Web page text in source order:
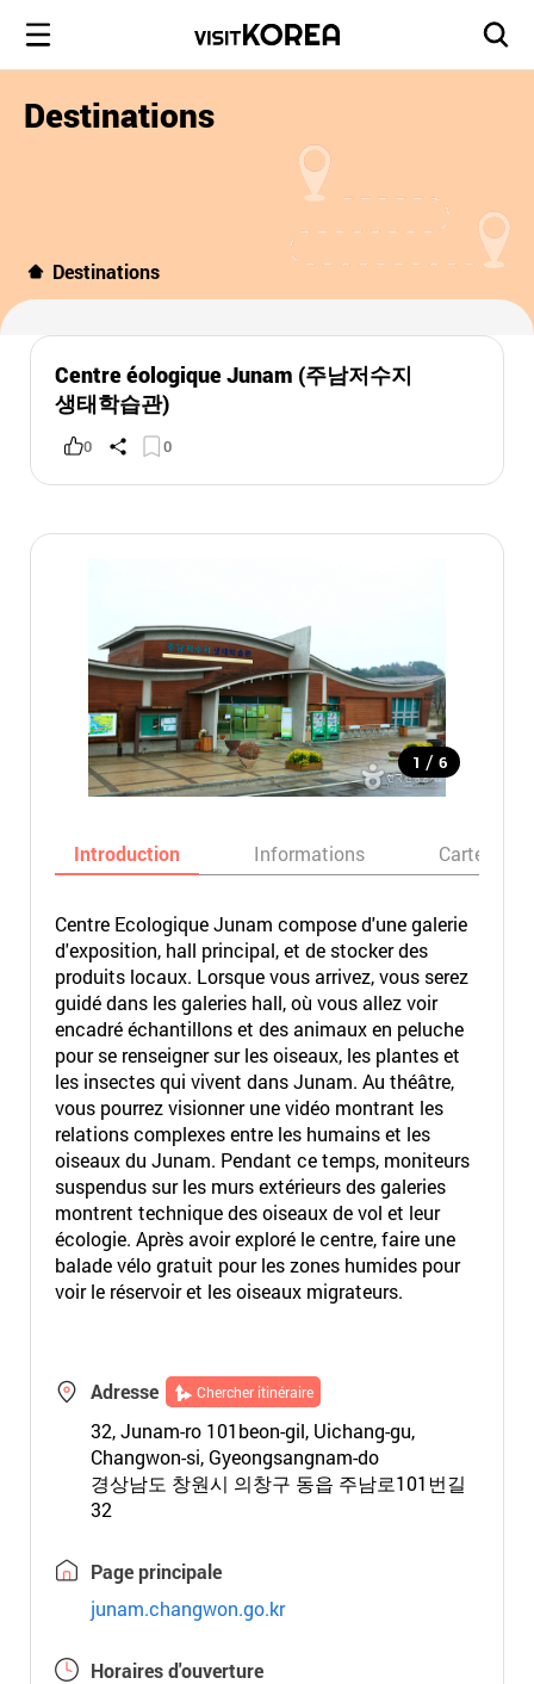
Destinations
Destinations
Centre éologique Junam (주남저수지
생태학습관)
0 0
1 / 6
Introduction Informations Carte
Centre Ecologique Junam compose d'une galerie
d'exposition, hall principal, et de stocker des
produits locaux. Lorsque vous arrivez, vous serez
guidé dans les galeries hall, où vous allez voir
encadré échantillons et des animaux en peluche
pour se renseigner sur les oiseaux, les plantes et
les insectes qui vivent dans Junam. Au théâtre,
vous pourrez visionner une vidéo montrant les
relations complexes entre les humains et les
oiseaux du Junam. Pendant ce temps, moniteurs
suspendus sur les murs extérieurs des galeries
montrent technique des oiseaux de vol et leur
écologie. Après avoir exploré le centre, faire une
balade vélo gratuit pour les zones humides pour
voir le réservoir et les oiseaux migrateurs.
Adresse Chercher itinéraire
32, Junam-ro 101beon-gil, Uichang-gu,
Changwon-si, Gyeongsangnam-do
경상남도 창원시 의창구 동읍 주남로101번길
32
Page principale
junam.changwon.go.kr
Horaires d'ouverture